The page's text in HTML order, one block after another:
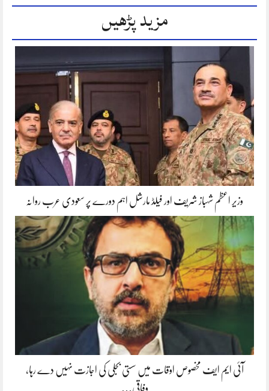
مزید پڑھیں
وزیر اعظم شہباز شریف اور فیلڈ مارشل اہم دورے پر سعودی عرب روانہ
آئی ایم ایف مخصوص اوقات میں سستی بجلی کی اجازت نہیں دے رہا،
وفاقی…